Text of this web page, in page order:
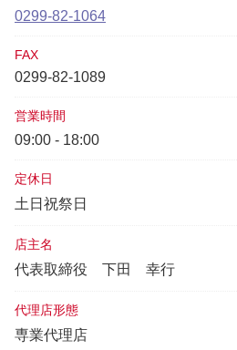
0299-82-1064
FAX
0299-82-1089
営業時間
09:00 - 18:00
定休日
土日祝祭日
店主名
代表取締役 下田 幸行
代理店形態
専業代理店